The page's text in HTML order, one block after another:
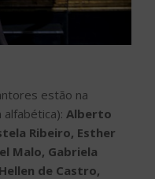
estão na
Alberto
Ribeiro, Esther
Malo, Gabriela
de Castro,